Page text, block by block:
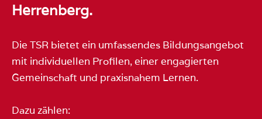
Herrenberg.
Die TSR bietet ein umfassendes Bildungsangebot
mit individuellen Profilen, einer engagierten
Gemeinschaft und praxisnahem Lernen.
Dazu zählen: